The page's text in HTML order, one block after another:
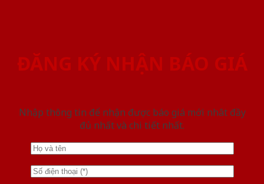
ĐĂNG KÝ NHẬN BÁO GIÁ
Nhập thông tin để nhận được báo giá mới nhât đầy
đủ nhất và chi tiết nhất.